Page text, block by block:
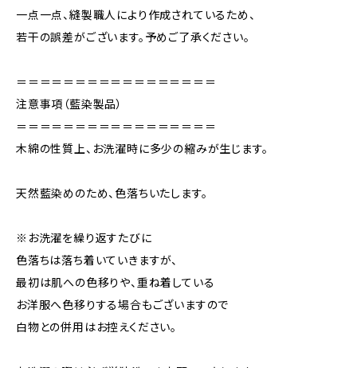
一点一点、縫製職人により作成されているため、
若干の誤差がございます。予めご了承ください。
＝＝＝＝＝＝＝＝＝＝＝＝＝＝＝＝＝
注意事項（藍染製品）
＝＝＝＝＝＝＝＝＝＝＝＝＝＝＝＝＝
木綿の性質上、お洗濯時に多少の縮みが生じます。
天然藍染めのため、色落ちいたします。
※お洗濯を繰り返すたびに
色落ちは落ち着いていきますが、
最初は肌への色移りや、重ね着している
お洋服へ色移りする場合もございますので
白物との併用はお控えください。